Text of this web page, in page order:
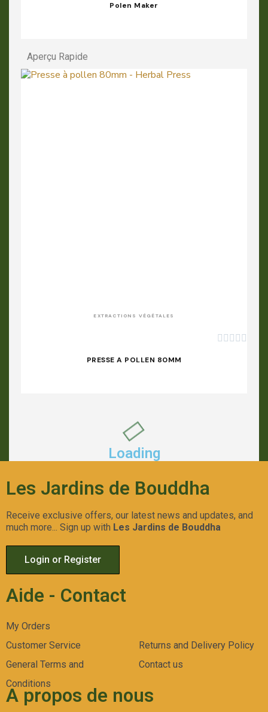
Polen Maker
Aperçu Rapide
EXTRACTIONS VÉGÉTALES
    
PRESSE A POLLEN 80MM
Loading
Les Jardins de Bouddha
Receive exclusive offers, our latest news and updates, and
much more... Sign up with Les Jardins de Bouddha
Login or Register
Aide - Contact
My Orders
Customer Service
General Terms and
Returns and Delivery Policy
Contact us
A propos de nous